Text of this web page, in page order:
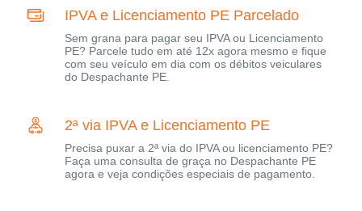
IPVA e Licenciamento PE Parcelado
Sem grana para pagar seu IPVA ou Licenciamento
PE? Parcele tudo em até 12x agora mesmo e fique
com seu veículo em dia com os débitos veiculares
do Despachante PE.
2ª via IPVA e Licenciamento PE
Precisa puxar a 2ª via do IPVA ou licenciamento PE?
Faça uma consulta de graça no Despachante PE
agora e veja condições especiais de pagamento.